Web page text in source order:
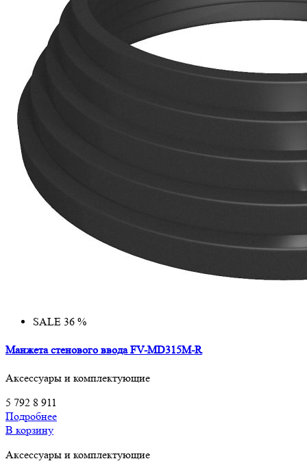
SALE 36 %
Манжета стенового ввода FV-MD315M-R
Аксессуары и комплектующие
5 792 8 911
Подробнее
В корзину
Аксессуары и комплектующие